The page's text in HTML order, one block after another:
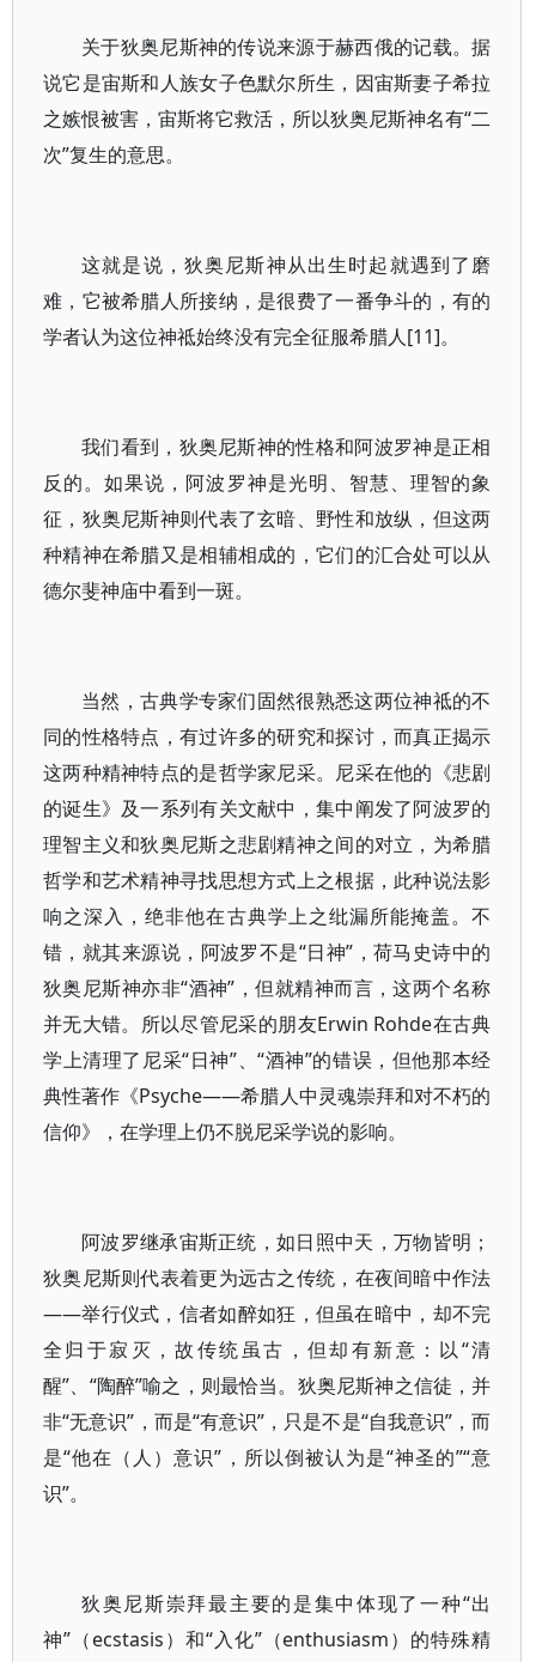
关于狄奥尼斯神的传说来源于赫西俄的记载。据
说它是宙斯和人族女子色默尔所生，因宙斯妻子希拉
之嫉恨被害，宙斯将它救活，所以狄奥尼斯神名有“二
次”复生的意思。
这就是说，狄奥尼斯神从出生时起就遇到了磨
难，它被希腊人所接纳，是很费了一番争斗的，有的
学者认为这位神祗始终没有完全征服希腊人[11]。
我们看到，狄奥尼斯神的性格和阿波罗神是正相
反的。如果说，阿波罗神是光明、智慧、理智的象
征，狄奥尼斯神则代表了玄暗、野性和放纵，但这两
种精神在希腊又是相辅相成的，它们的汇合处可以从
德尔斐神庙中看到一斑。
当然，古典学专家们固然很熟悉这两位神祗的不
同的性格特点，有过许多的研究和探讨，而真正揭示
这两种精神特点的是哲学家尼采。尼采在他的《悲剧
的诞生》及一系列有关文献中，集中阐发了阿波罗的
理智主义和狄奥尼斯之悲剧精神之间的对立，为希腊
哲学和艺术精神寻找思想方式上之根据，此种说法影
响之深入，绝非他在古典学上之纰漏所能掩盖。不
错，就其来源说，阿波罗不是“日神”，荷马史诗中的
狄奥尼斯神亦非“酒神”，但就精神而言，这两个名称
并无大错。所以尽管尼采的朋友Erwin Rohde在古典
学上清理了尼采“日神”、“酒神”的错误，但他那本经
典性著作《Psyche——希腊人中灵魂崇拜和对不朽的
信仰》，在学理上仍不脱尼采学说的影响。
阿波罗继承宙斯正统，如日照中天，万物皆明；
狄奥尼斯则代表着更为远古之传统，在夜间暗中作法
——举行仪式，信者如醉如狂，但虽在暗中，却不完
全归于寂灭，故传统虽古，但却有新意：以“清
醒”、“陶醉”喻之，则最恰当。狄奥尼斯神之信徒，并
非“无意识”，而是“有意识”，只是不是“自我意识”，而
是“他在（人）意识”，所以倒被认为是“神圣的”“意
识”。
狄奥尼斯崇拜最主要的是集中体现了一种“出
神”（ecstasis）和“入化”（enthusiasm）的特殊精